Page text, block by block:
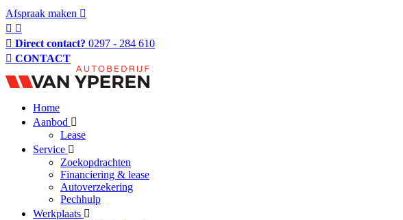
Afspraak maken
Direct contact? 0297 - 284 610
CONTACT
Home
Aanbod
Lease
Service
Zoekopdrachten
Financiering & lease
Autoverzekering
Pechhulp
Werkplaats